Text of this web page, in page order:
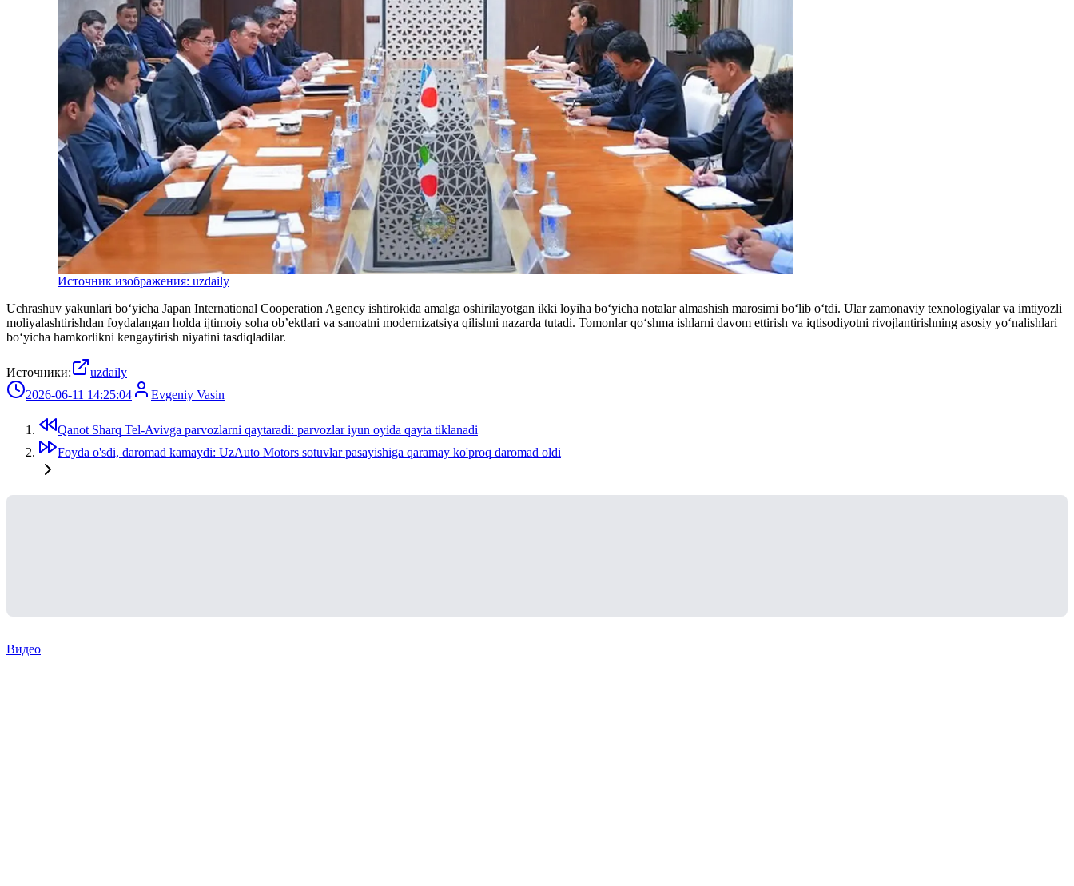
Источник изображения: uzdaily
Uchrashuv yakunlari bo‘yicha Japan International Cooperation Agency ishtirokida amalga oshirilayotgan ikki loyiha bo‘yicha notalar almashish marosimi bo‘lib o‘tdi. Ular zamonaviy texnologiyalar va imtiyozli
moliyalashtirishdan foydalangan holda ijtimoiy soha ob’ektlari va sanoatni modernizatsiya qilishni nazarda tutadi. Tomonlar qo‘shma ishlarni davom ettirish va iqtisodiyotni rivojlantirishning asosiy yo‘nalishlari
bo‘yicha hamkorlikni kengaytirish niyatini tasdiqladilar.
Источники:
uzdaily
2026-06-11 14:25:04
Evgeniy Vasin
Qanot Sharq Tel-Avivga parvozlarni qaytaradi: parvozlar iyun oyida qayta tiklanadi
Foyda o'sdi, daromad kamaydi: UzAuto Motors sotuvlar pasayishiga qaramay ko'proq daromad oldi
Видео